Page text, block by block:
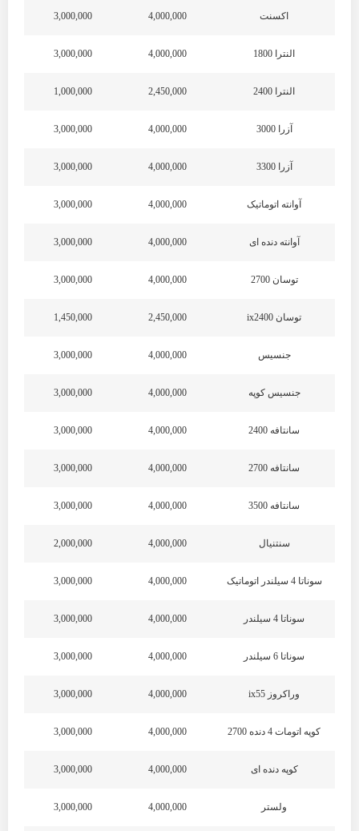
اکسنت 4,000,000
3,000,000
النترا 1800 4,000,000
3,000,000
النترا 2400 2,450,000
1,000,000
آزرا 3000 4,000,000
3,000,000
آزرا 3300 4,000,000
3,000,000
آوانته اتوماتیک 4,000,000
3,000,000
آوانته دنده ای 4,000,000
3,000,000
توسان 2700 4,000,000
3,000,000
توسان ix2400 2,450,000
1,450,000
جنسیس 4,000,000
3,000,000
جنسیس کوپه 4,000,000
3,000,000
سانتافه 2400 4,000,000
3,000,000
سانتافه 2700 4,000,000
3,000,000
سانتافه 3500 4,000,000
3,000,000
سنتنیال 4,000,000
2,000,000
سوناتا 4 سیلندر اتوماتیک 4,000,000
3,000,000
سوناتا 4 سیلندر 4,000,000
3,000,000
سوناتا 6 سیلندر 4,000,000
3,000,000
وراکروز ix55 4,000,000
3,000,000
کوپه اتومات 4 دنده 2700 4,000,000
3,000,000
کوپه دنده ای 4,000,000
3,000,000
ولستر 4,000,000
3,000,000